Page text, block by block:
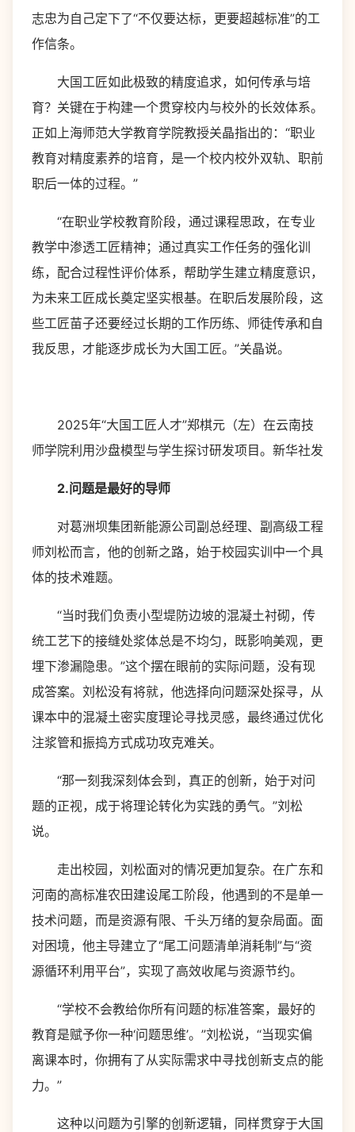
志忠为自己定下了“不仅要达标，更要超越标准”的工
作信条。
大国工匠如此极致的精度追求，如何传承与培
育？关键在于构建一个贯穿校内与校外的长效体系。
正如上海师范大学教育学院教授关晶指出的：“职业
教育对精度素养的培育，是一个校内校外双轨、职前
职后一体的过程。”
“在职业学校教育阶段，通过课程思政，在专业
教学中渗透工匠精神；通过真实工作任务的强化训
练，配合过程性评价体系，帮助学生建立精度意识，
为未来工匠成长奠定坚实根基。在职后发展阶段，这
些工匠苗子还要经过长期的工作历练、师徒传承和自
我反思，才能逐步成长为大国工匠。”关晶说。
2025年“大国工匠人才”郑棋元（左）在云南技
师学院利用沙盘模型与学生探讨研发项目。新华社发
2.问题是最好的导师
对葛洲坝集团新能源公司副总经理、副高级工程
师刘松而言，他的创新之路，始于校园实训中一个具
体的技术难题。
“当时我们负责小型堤防边坡的混凝土衬砌，传
统工艺下的接缝处浆体总是不均匀，既影响美观，更
埋下渗漏隐患。”这个摆在眼前的实际问题，没有现
成答案。刘松没有将就，他选择向问题深处探寻，从
课本中的混凝土密实度理论寻找灵感，最终通过优化
注浆管和振捣方式成功攻克难关。
“那一刻我深刻体会到，真正的创新，始于对问
题的正视，成于将理论转化为实践的勇气。”刘松
说。
走出校园，刘松面对的情况更加复杂。在广东和
河南的高标准农田建设尾工阶段，他遇到的不是单一
技术问题，而是资源有限、千头万绪的复杂局面。面
对困境，他主导建立了“尾工问题清单消耗制”与“资
源循环利用平台”，实现了高效收尾与资源节约。
“学校不会教给你所有问题的标准答案，最好的
教育是赋予你一种‘问题思维’。”刘松说，“当现实偏
离课本时，你拥有了从实际需求中寻找创新支点的能
力。”
这种以问题为引擎的创新逻辑，同样贯穿于大国